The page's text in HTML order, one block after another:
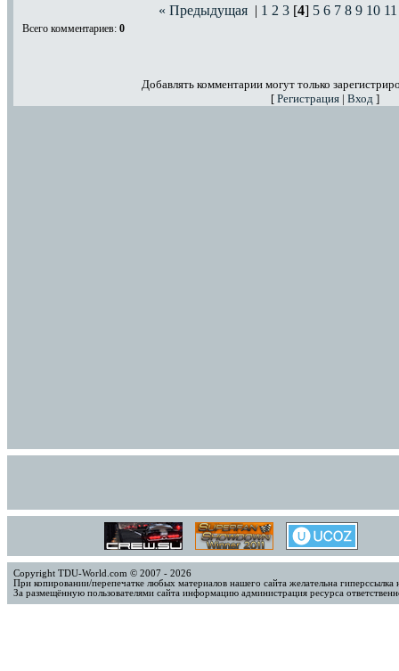
« Предыдущая| 1 2 3[4] 5 6 7 8 9 10 11
Всего комментариев: 0
Добавлять комментарии могут только
[ Регистрация | Вход ]
Copyright TDU-World.com © 2007 - 2026
При копировании/перепечатке любых материалов нашего сайта желательна
За размещённую пользователями сайта информацию администрация ресурса